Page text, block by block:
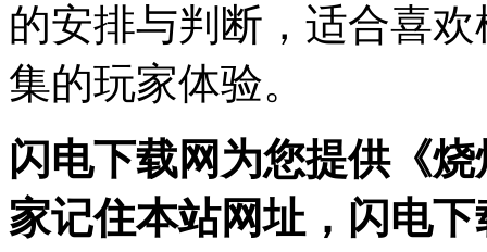
的安排与判断，适合喜
集的玩家体验。
闪电下载网为您提供《
家记住本站网址，闪电